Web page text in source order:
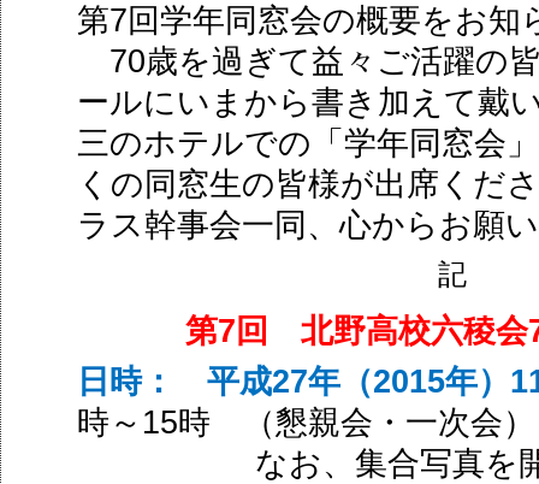
第7回学年同窓会の概要を
70歳を過ぎて益々ご活躍の
ールにいまから書き加えて戴
三のホテルでの「学年同窓会
くの同窓生の皆様が出席くだ
ラス幹事会一同、心からお願
記
第7 回 北野高校六稜会
日時： 平成27年（2015年）
時～ 15時 （懇親会・一次会）
なお、集合写真を